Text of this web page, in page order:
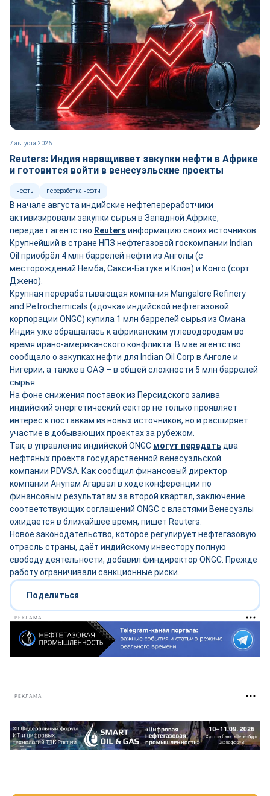
7 августа 2026
Reuters: Индия наращивает закупки нефти в Африке
и готовится войти в венесуэльские проекты
нефть переработка нефти
В начале августа индийские нефтепереработчики
активизировали закупки сырья в Западной Африке,
передаёт агентство Reuters информацию своих источников.
Крупнейший в стране НПЗ нефтегазовой госкомпании Indian
Oil приобрёл 4 млн баррелей нефти из Анголы (с
месторождений Немба, Сакси-Батуке и Клов) и Конго (сорт
Джено).
Крупная перерабатывающая компания Mangalore Refinery
and Petrochemicals («дочка» индийской нефтегазовой
корпорации ONGC) купила 1 млн баррелей сырья из Омана.
Индия уже обращалась к африканским углеводородам во
время ирано-американского конфликта. В мае агентство
сообщало о закупках нефти для Indian Oil Corp в Анголе и
Нигерии, а также в ОАЭ – в общей сложности 5 млн баррелей
сырья.
На фоне снижения поставок из Персидского залива
индийский энергетический сектор не только проявляет
интерес к поставкам из новых источников, но и расширяет
участие в добывающих проектах за рубежом.
Так, в управление индийской ONGC могут передать два
нефтяных проекта государственной венесуэльской
компании PDVSA. Как сообщил финансовый директор
компании Анупам Агарвал в ходе конференции по
финансовым результатам за второй квартал, заключение
соответствующих соглашений ONGC с властями Венесуэлы
ожидается в ближайшее время, пишет Reuters.
Новое законодательство, которое регулирует нефтегазовую
отрасль страны, даёт индийскому инвестору полную
свободу деятельности, добавил финдиректор ONGC. Прежде
работу ограничивали санкционные риски.
Поделиться
РЕКЛАМА
РЕКЛАМА